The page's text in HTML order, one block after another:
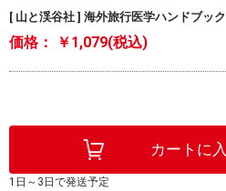
[ 山と渓谷社 ] 海外旅行医学ハンドブック
価格： ￥1,079(税込)
1日～3日で発送予定